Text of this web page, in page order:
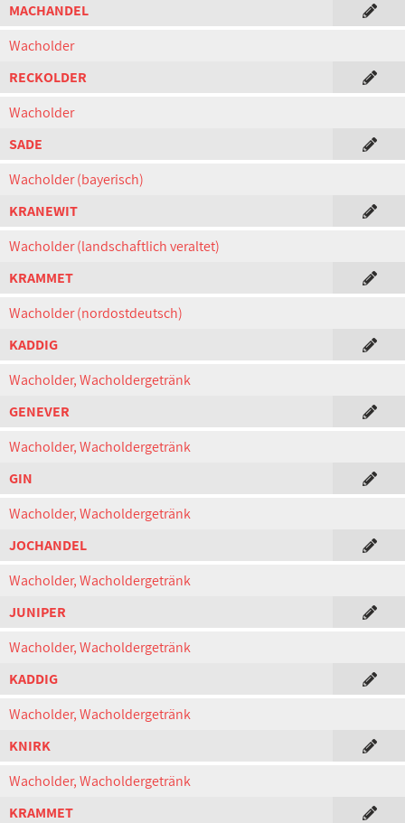
MACHANDEL
Wacholder
RECKOLDER
Wacholder
SADE
Wacholder (bayerisch)
KRANEWIT
Wacholder (landschaftlich veraltet)
KRAMMET
Wacholder (nordostdeutsch)
KADDIG
Wacholder, Wacholdergetränk
GENEVER
Wacholder, Wacholdergetränk
GIN
Wacholder, Wacholdergetränk
JOCHANDEL
Wacholder, Wacholdergetränk
JUNIPER
Wacholder, Wacholdergetränk
KADDIG
Wacholder, Wacholdergetränk
KNIRK
Wacholder, Wacholdergetränk
KRAMMET